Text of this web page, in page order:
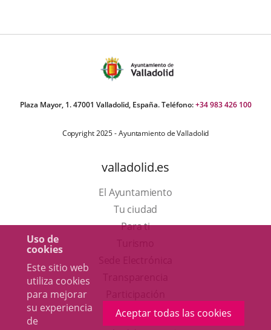
Uso de
cookies
Este sitio web
utiliza cookies
para mejorar
su experiencia
de
Aceptar todas las cookies
Plaza Mayor, 1. 47001 Valladolid, España. Teléfono:+34 983 426 100
Copyright 2025 - Ayuntamiento de Valladolid
valladolid.es
El Ayuntamiento
Tu ciudad
Para ti
en aplicación